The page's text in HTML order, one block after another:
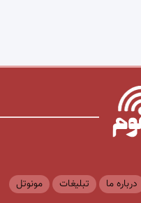
درباره ما تبلیغات مونوتل